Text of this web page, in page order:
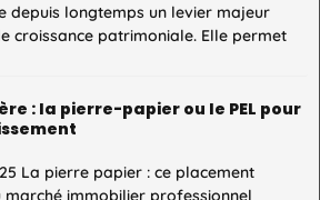
depuis longtemps un levier majeur
croissance patrimoniale. Elle permet
: la pierre-papier ou le PEL pour
La pierre papier : ce placement
marché immobilier professionnel